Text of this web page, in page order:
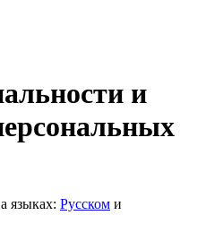
и
языках: Русском и